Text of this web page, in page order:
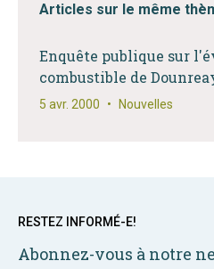
Articles sur le même
Enquête publique sur
combustible de
5 avr. 2000 • Nouvelles
RESTEZ INFORMÉ-E!
Abonnez-vous à notre